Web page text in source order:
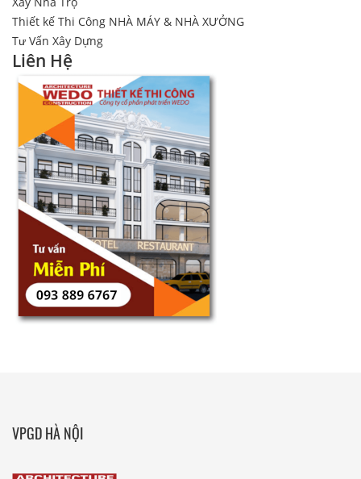
Thiết kế Thi Công NHÀ MÁY & NHÀ XƯỞNG
Tư Vấn Xây Dựng
Liên Hệ
VPGD HÀ NỘI